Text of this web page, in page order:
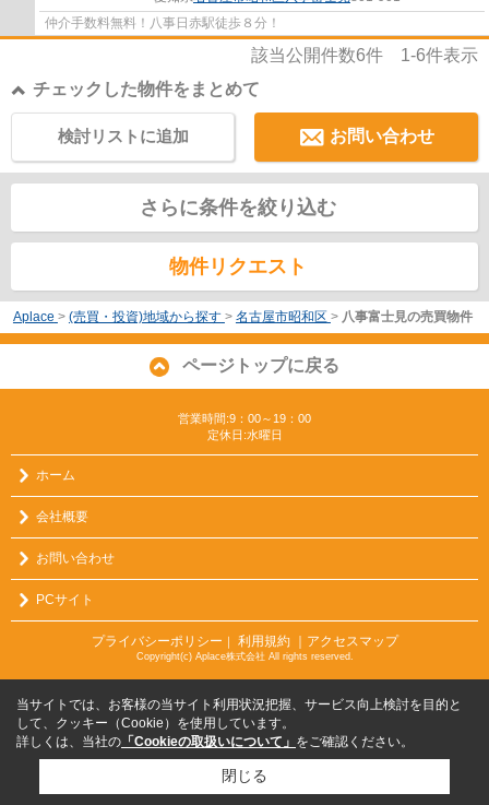
仲介手数料無料！八事日赤駅徒歩８分！
該当公開件数6件 1-6件表示
チェックした物件をまとめて
お問い合わせ
検討リストに追加
さらに条件を絞り込む
物件リクエスト
Aplace > (売買・投資)地域から探す > 名古屋市昭和区 > 八事富士見の売買物件
ページトップに戻る
営業時間:9：00～19：00
定休日:水曜日
ホーム
会社概要
お問い合わせ
PCサイト
プライバシーポリシー ｜ 利用規約 ｜アクセスマップ
Copyright(c) Aplace株式会社 All rights reserved.
当サイトでは、お客様の当サイト利用状況把握、サービス向上検討を目的と
して、クッキー（Cookie）を使用しています。
詳しくは、当社の 「Cookieの取扱いについて」 をご確認ください。
閉じる